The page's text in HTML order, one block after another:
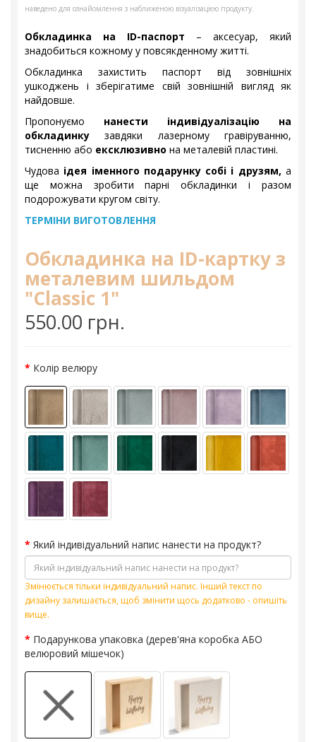
наведено для ознайомлення з наближеною візуалізацією продукту.
Обкладинка на ID-паспорт – аксесуар, який
знадобиться кожному у повсякденному житті.
Обкладинка захистить паспорт від зовнішніх
ушкоджень і зберігатиме свій зовнішній вигляд як
найдовше.
Пропонуємо нанести індивідуалізацію на
обкладинку завдяки лазерному гравіруванню,
тисненню або ексклюзивно на металевій пластині.
Чудова ідея іменного подарунку собі і друзям, а
ще можна зробити парні обкладинки і разом
подорожувати кругом світу.
ТЕРМІНИ ВИГОТОВЛЕННЯ
Обкладинка на ID-картку з
металевим шильдом
"Classic 1"
550.00 грн.
Колір велюру
Який індивідуальний напис нанести на продукт?
Змінюється тільки індивідуальний напис. Інший текст по
дизайну залишається, щоб змінити щось додатково - опишіть
вище.
Подарункова упаковка (дерев'яна коробка АБО
велюровий мішечок)